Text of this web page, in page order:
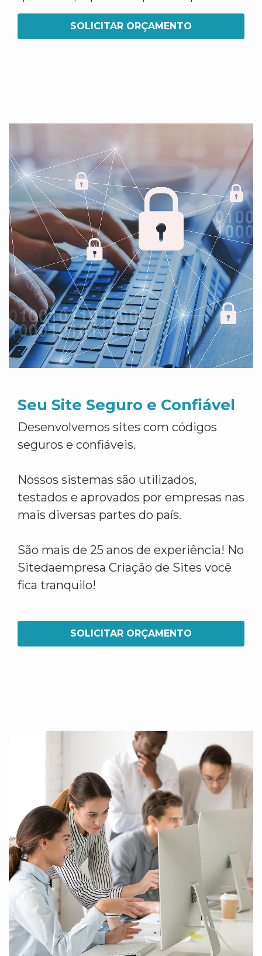
SOLICITAR ORÇAMENTO
Seu Site Seguro e Confiável
Desenvolvemos sites com códigos
seguros e confiáveis.
Nossos sistemas são utilizados,
testados e aprovados por empresas nas
mais diversas partes do país.
São mais de 25 anos de experiência! No
Sitedaempresa Criação de Sites você
fica tranquilo!
SOLICITAR ORÇAMENTO